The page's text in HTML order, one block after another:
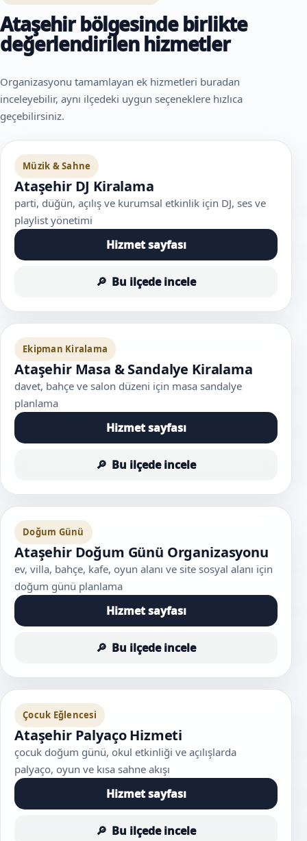
Ataşehir bölgesinde birlikte
değerlendirilen hizmetler
Organizasyonu tamamlayan ek hizmetleri buradan
inceleyebilir, aynı ilçedeki uygun seçeneklere hızlıca
geçebilirsiniz.
Müzik & Sahne
Ataşehir DJ Kiralama
parti, düğün, açılış ve kurumsal etkinlik için DJ, ses ve
playlist yönetimi
Hizmet sayfası
Bu ilçede incele
Ekipman Kiralama
Ataşehir Masa & Sandalye Kiralama
davet, bahçe ve salon düzeni için masa sandalye
planlama
Hizmet sayfası
Bu ilçede incele
Doğum Günü
Ataşehir Doğum Günü Organizasyonu
ev, villa, bahçe, kafe, oyun alanı ve site sosyal alanı için
doğum günü planlama
Hizmet sayfası
Bu ilçede incele
Çocuk Eğlencesi
Ataşehir Palyaço Hizmeti
çocuk doğum günü, okul etkinliği ve açılışlarda
palyaço, oyun ve kısa sahne akışı
Hizmet sayfası
Bu ilçede incele